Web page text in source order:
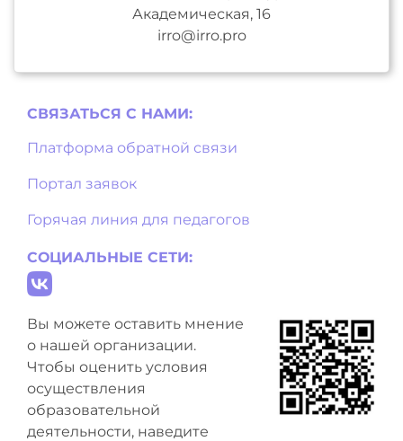
Академическая, 16
irro@irro.pro
СВЯЗАТЬСЯ С НAМИ:
Платформа обратной связи
Портал заявок
Горячая линия для педагогов
СОЦИАЛЬНЫЕ СЕТИ:
Вы можете оставить мнение
о нашей организации.
Чтобы оценить условия
осуществления
образовательной
деятельности, наведите